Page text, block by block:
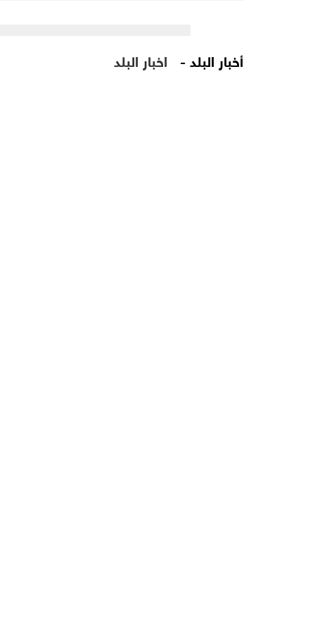
أخبار البلد - اخبار البلد